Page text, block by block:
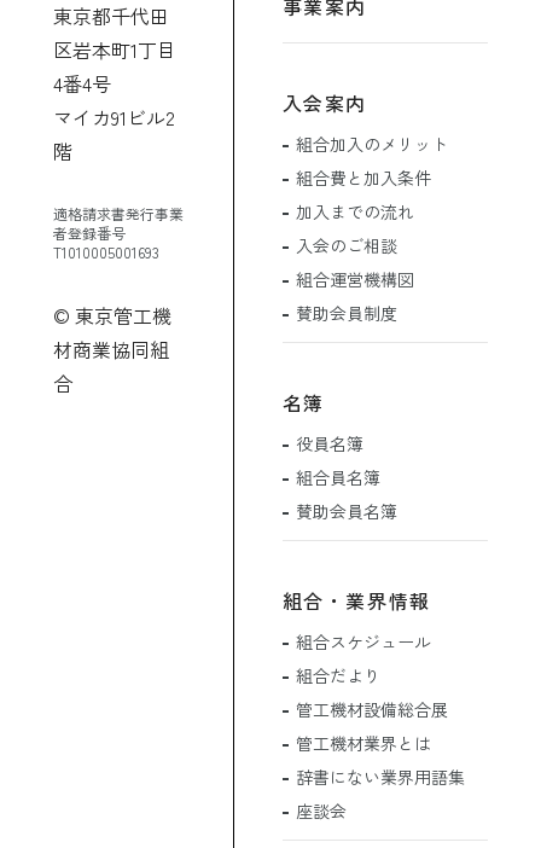
東京都千代田
区岩本町1丁目
4番4号
マイカ91ビル2
階
適格請求書発行事業
者登録番号
T1010005001693
© 東京管工機
材商業協同組
合
入会案内
組合加入のメリット
組合費と加入条件
加入までの流れ
入会のご相談
組合運営機構図
賛助会員制度
名簿
役員名簿
組合員名簿
賛助会員名簿
組合・業界情報
組合スケジュール
組合だより
管工機材設備総合展
管工機材業界とは
辞書にない業界用語集
座談会